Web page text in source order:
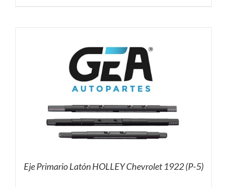
Eje Primario Latón HOLLEY Chevrolet 1922 (P-5)